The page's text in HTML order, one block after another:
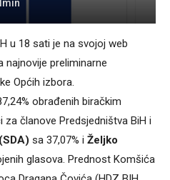
u 18 sati je na svojoj web
najnovije preliminarne
Općih izbora.
obrađenih biračkim
članove Predsjedništva BiH i
sa 37,07% i Željko
glasova. Prednost Komšića